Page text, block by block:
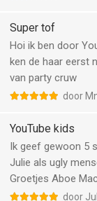
channels on the tv
no sense..
I need ALL
Youtube to sneek
approved area.. I
already a pain to
2026 you’d think
Just provide what
advance..
Super tof
Hoi ik ben door
ken de haar eerst
van party cruw
door
YouTube kids
Ik geef gewoon 5
Julie als ugly
Groetjes Aboe
door